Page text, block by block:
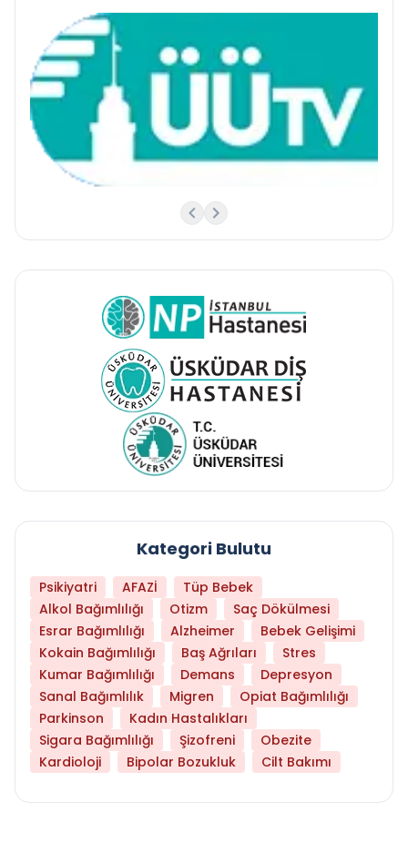
Kategori Bulutu
Psikiyatri AFAZİ
Tüp Bebek
Alkol Bağımlılığı
Otizm
Saç Dökülmesi
Esrar Bağımlılığı
Alzheimer
Bebek Gelişimi
Kokain Bağımlılığı
Baş Ağrıları
Stres
Kumar Bağımlılığı
Demans
Depresyon
Sanal Bağımlılık
Migren
Opiat Bağımlılığı
Parkinson
Kadın Hastalıkları
Sigara Bağımlılığı
Şizofreni
Obezite
Kardioloji
Bipolar Bozukluk Cilt Bakımı